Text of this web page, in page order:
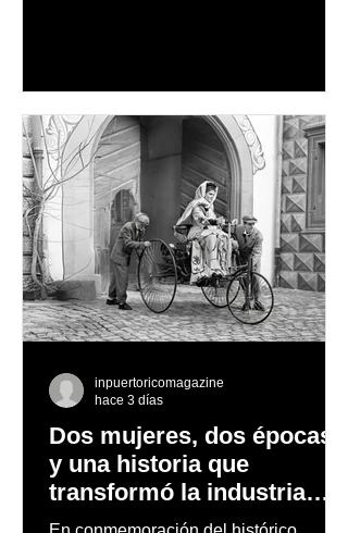
nevados en las montañas
Dos mujeres, dos épocas
y una historia que
transformó la industria
automotriz
inpuertoricomagazine
hace 3 días